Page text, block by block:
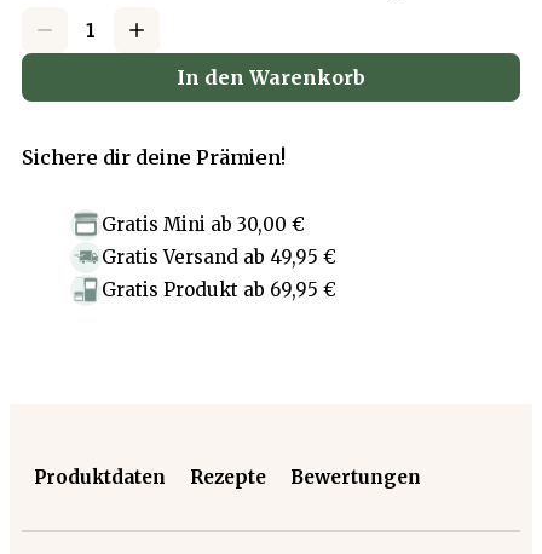
In den Warenkorb
Sichere dir deine Prämien!
Gratis Mini ab 30,00 €
Gratis Versand ab 49,95 €
Gratis Produkt ab 69,95 €
Produktdaten Rezepte Bewertungen